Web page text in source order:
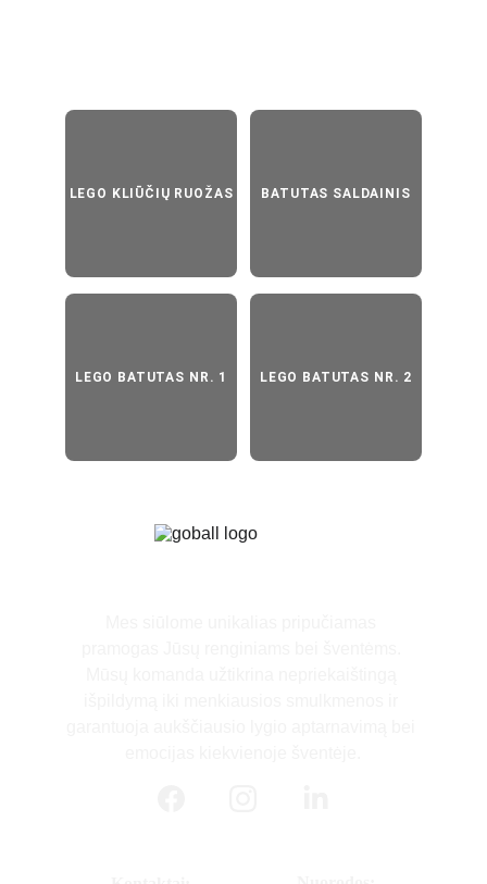
LEGO KLIŪČIŲ RUOŽAS
LEGO BATUTAS NR. 2
BATUTAS SALDAINIS
LEGO BATUTAS NR. 1